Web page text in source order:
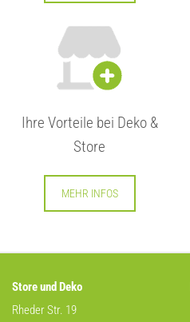
Ihre Vorteile bei Deko &
Store
MEHR INFOS
Store und Deko
Rheder Str. 19